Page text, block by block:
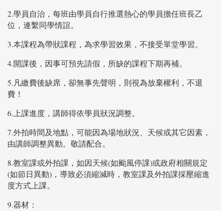
2.學員自治，每班由學員自行推選熱心的學員擔任班長乙
位，連繫同學情誼。
3.本課程為帶狀課程，為求學習效果，不接受單堂學習。
4.開課後，因事可預先請假，所缺的課程下期再補。
5.凡繳費後缺席，卻無事先聲明，則視為放棄權利，不退
費！
6.上課進度，講師得依學員狀況調整。
7.外拍時間及地點，可能因為場地狀況、天候或其它因素，
由講師調整異動。敬請配合。
8.教室課或外拍課，如因天候(如颱風停課)或政府相關規定
(如節日異動)，導致必須縮減時，教室課及外拍課採壓縮進
度方式上課。
9.器材：